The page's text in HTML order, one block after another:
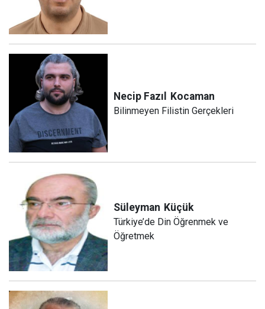
Necip Fazıl Kocaman
Bilinmeyen Filistin Gerçekleri
Süleyman Küçük
Türkiye’de Din Öğrenmek ve
Öğretmek